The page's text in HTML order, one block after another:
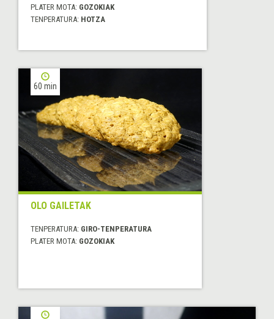
PLATER MOTA: GOZOKIAK
TENPERATURA: HOTZA
60 min
OLO GAILETAK
TENPERATURA: GIRO-TENPERATURA
PLATER MOTA: GOZOKIAK